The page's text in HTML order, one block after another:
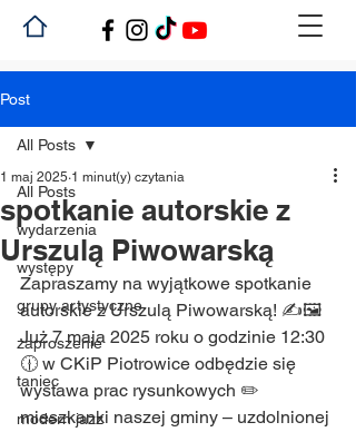
Post
All Posts
wydarzenia
występy
grupy artystyczne
zaproszenie
taniec
modern jazz
All Posts
spotkanie autorskie z
Urszulą Piwowarską
1 maj 2025 1 minut(y) czytania
Zapraszamy na wyjątkowe spotkanie
autorskie z Urszulą Piwowarską! ✍️🖼️
Już 7 maja 2025 roku o godzinie 12:30
🕧 w CKiP Piotrowice odbędzie się
wystawa prac rysunkowych ✏️
mieszkanki naszej gminy – uzdolnionej